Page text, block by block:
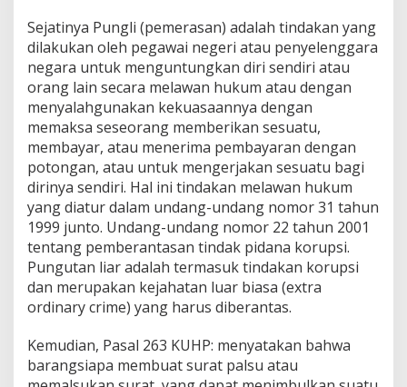
Sejatinya Pungli (pemerasan) adalah tindakan yang
dilakukan oleh pegawai negeri atau penyelenggara
negara untuk menguntungkan diri sendiri atau
orang lain secara melawan hukum atau dengan
menyalahgunakan kekuasaannya dengan
memaksa seseorang memberikan sesuatu,
membayar, atau menerima pembayaran dengan
potongan, atau untuk mengerjakan sesuatu bagi
dirinya sendiri. Hal ini tindakan melawan hukum
yang diatur dalam undang-undang nomor 31 tahun
1999 junto. Undang-undang nomor 22 tahun 2001
tentang pemberantasan tindak pidana korupsi.
Pungutan liar adalah termasuk tindakan korupsi
dan merupakan kejahatan luar biasa (extra
ordinary crime) yang harus diberantas.
Kemudian, Pasal 263 KUHP: menyatakan bahwa
barangsiapa membuat surat palsu atau